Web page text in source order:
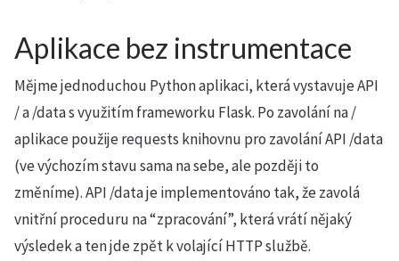
Aplikace bez instrumentace
Mějme jednoduchou Python aplikaci, která vystavuje API
/ a /data s využitím frameworku Flask. Po zavolání na /
aplikace použije requests knihovnu pro zavolání API /data
(ve výchozím stavu sama na sebe, ale později to
změníme). API /data je implementováno tak, že zavolá
vnitřní proceduru na “zpracování”, která vrátí nějaký
výsledek a ten jde zpět k volající HTTP službě.